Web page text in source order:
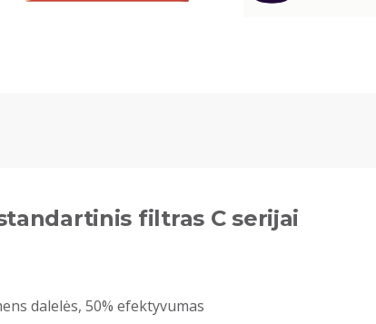
standartinis filtras C serijai
dalelės, 50% efektyvumas